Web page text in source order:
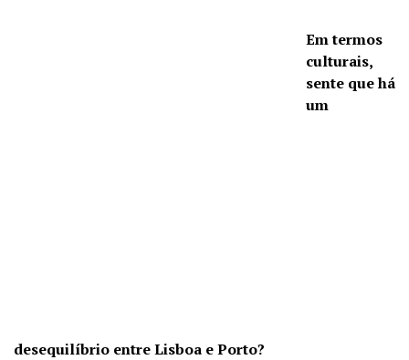
Em termos
culturais,
sente que há
um
desequilíbrio entre Lisboa e Porto?